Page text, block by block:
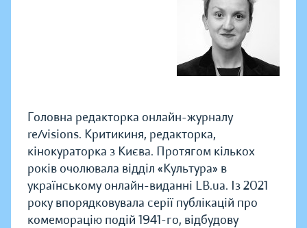
Головна редакторка онлайн-журналу
re/visions. Критикиня, редакторка,
кінокураторка з Києва. Протягом кількох
років очолювала відділ «Культура» в
українському онлайн-виданні LB.ua. Із 2021
року впорядковувала серії публікацій про
комеморацію подій 1941-го, відбудову